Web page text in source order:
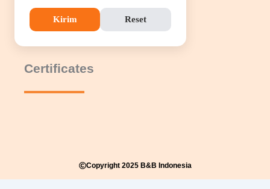
Kirim Reset
Certificates
Copyright 2025 B&B Indonesia